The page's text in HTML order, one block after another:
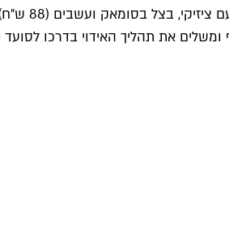
את תהליך האידוי בדרכו לסועד (98